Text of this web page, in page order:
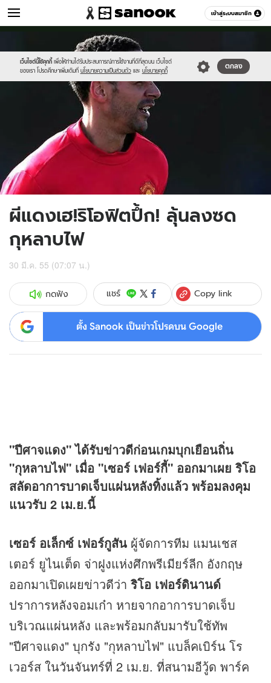
เข้าสู่ระบบสมาชิก
กีฬา หมวดอื่นๆ
เว็บไซต์นี้ใช้คุกกี้ เพื่อให้ท่านได้รับประสบการณ์การใช้งานที่ดีที่สุดบน เว็บไซต์
ของเรา โปรดศึกษาเพิ่มเติมที่ นโยบายความเป็นส่วนตัว และ นโยบายคุกกี้
ตกลง
//s.isanook.com/sr/0/images/logo-
new-
sanook.png
//s.isanook.com/sp/0/ud/8/40123/rio.jpg
ผีแดงเฮ!ริโอฟิตปึ้ก! ลุ้นลงซด
กุหลาบไฟ
30 มี.ค. 55 (07:07 น.)
กดฟัง แชร์ Copy link
ตั้ง Sanook เป็นข่าวโปรดบน Google
"ปีศาจแดง" ได้รับข่าวดีก่อนเกมบุกเยือนถิ่น
"กุหลาบไฟ" เมื่อ "เซอร์ เฟอร์กี้" ออกมาเผย ริโอ
สลัดอาการบาดเจ็บแผ่นหลังทิ้งแล้ว พร้อมลงคุม
แนวรับ 2 เม.ย.นี้
เซอร์ อเล็กซ์ เฟอร์กูสัน ผู้จัดการทีม แมนเชส
เตอร์ ยูไนเต็ด จ่าฝูงแห่งศึกพรีเมียร์ลีก อังกฤษ
ออกมาเปิดเผยข่าวดีว่า ริโอ เฟอร์ดินานด์
ปราการหลังจอมเก๋า หายจากอาการบาดเจ็บ
บริเวณแผ่นหลัง และพร้อมกลับมารับใช้ทัพ
"ปีศาจแดง" บุกรัง "กุหลาบไฟ" แบล็คเบิร์น โร
เวอร์ส ในวันจันทร์ที่ 2 เม.ย. ที่สนามอีวู้ด พาร์ค